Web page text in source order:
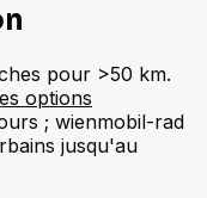
pour >50 km.
options
; wienmobil-rad
jusqu'au